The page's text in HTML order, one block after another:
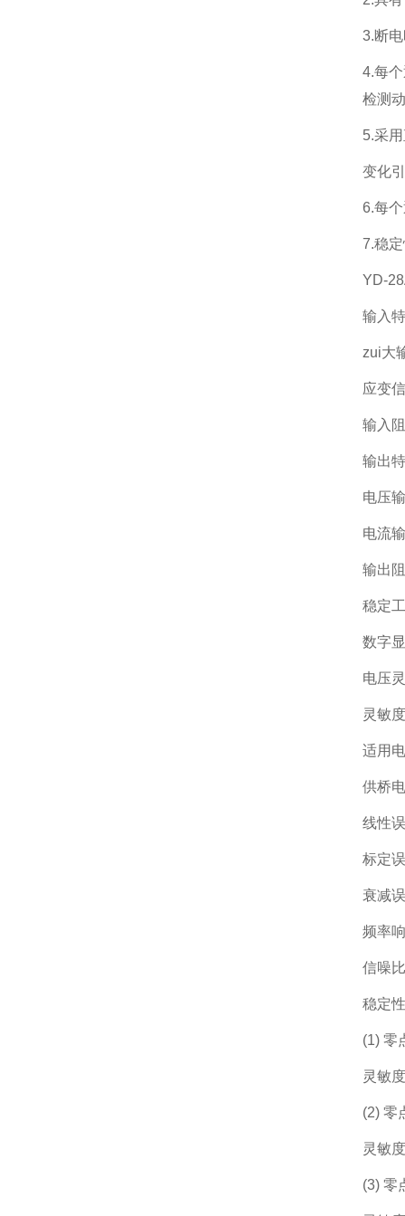
3.断
4.每
检测
5.采
变化
6.每
7.稳
YD-
输入
zui大
应变
输入
输出
电压
电流
输出
稳定
数字
电压
灵敏
适用
供桥
线性
标定
衰减
频率
信噪
稳定
(1) 零
灵敏
(2) 零
灵敏
(3) 零